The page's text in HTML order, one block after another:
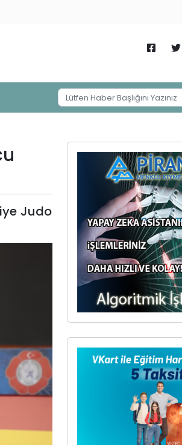
Judo